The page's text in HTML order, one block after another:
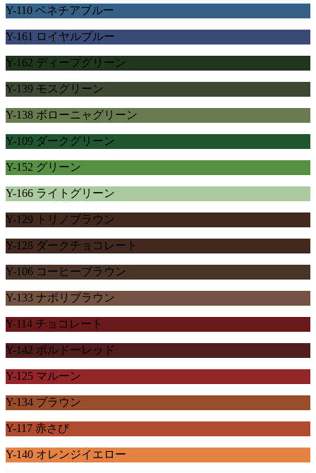
Y-110 ベネチアブルー
Y-161 ロイヤルブルー
Y-162 ディープグリーン
Y-139 モスグリーン
Y-138 ボローニャグリーン
Y-109 ダークグリーン
Y-152 グリーン
Y-166 ライトグリーン
Y-129 トリノブラウン
Y-128 ダークチョコレート
Y-106 コーヒーブラウン
Y-133 ナポリブラウン
Y-114 チョコレート
Y-142 ボルドーレッド
Y-125 マルーン
Y-134 ブラウン
Y-117 赤さび
Y-140 オレンジイエロー